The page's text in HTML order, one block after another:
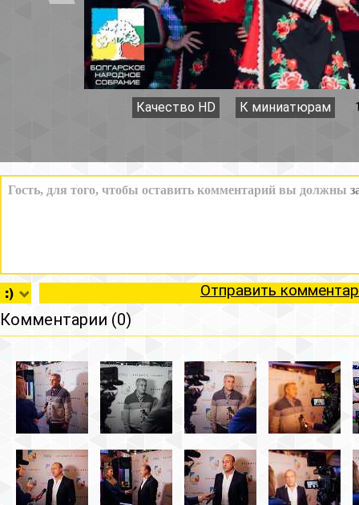
Качество HD К миниатюрам
Отправить
Комментарии (0)